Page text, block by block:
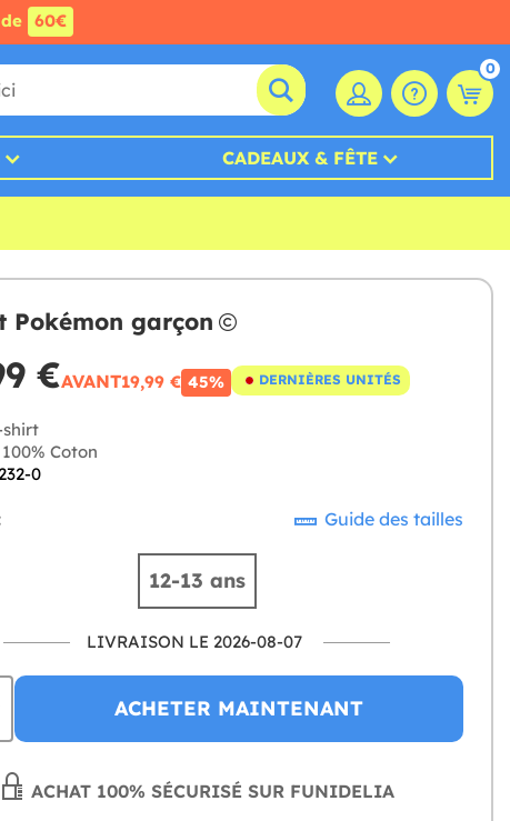
60€
0
CADEAUX & FÊTE
Pokémon garçon
€AVANT19,99 € 45% DERNIÈRES UNITÉS
Coton
0
Guide des tailles
12-13 ans
LIVRAISON LE 2026-08-07
ACHETER MAINTENANT
ACHAT 100% SÉCURISÉ SUR FUNIDELIA